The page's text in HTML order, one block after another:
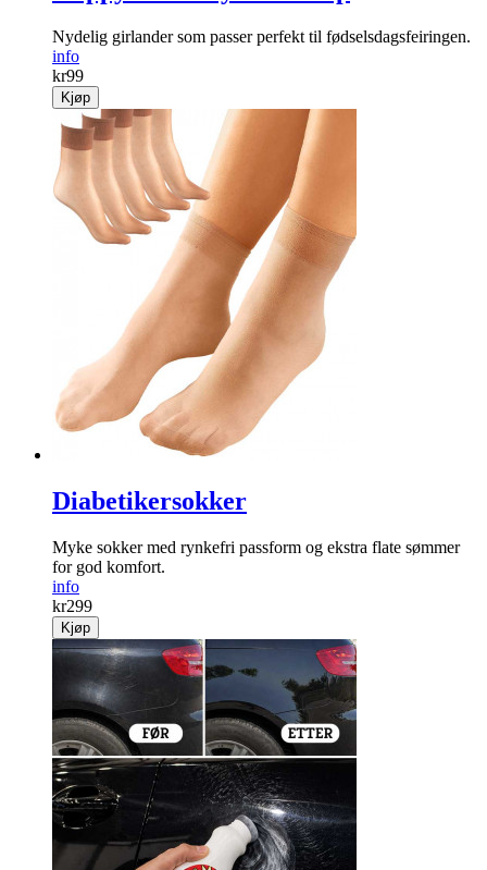
Nydelig girlander som passer perfekt til fødselsdagsfeiringen.
info
kr99
Kjøp
Diabetikersokker
Myke sokker med rynke­fri passform og ekstra flate sømmer
for god komfort.
info
kr299
Kjøp